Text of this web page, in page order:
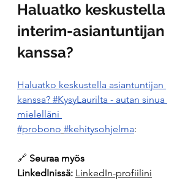
Haluatko keskustella
interim-asiantuntijan
kanssa?
Haluatko keskustella asiantuntijan
kanssa? #KysyLaurilta - autan sinua
mielelläni
#probono #kehitysohjelma:
🔗 Seuraa myös
LinkedInissä: LinkedIn-profiilini